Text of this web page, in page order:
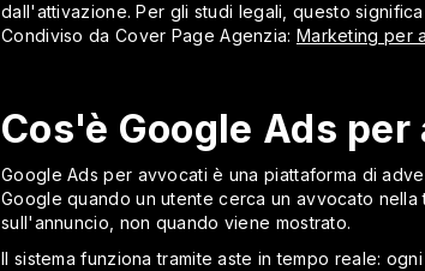
dall'attivazione. Per gli studi legali, questo
Condiviso da Cover Page Agenzia: Marketing per
Cos'è Google Ads
Google Ads per avvocati è una piattaforma di
Google quando un utente cerca un avvocato
sull'annuncio, non quando viene mostrato.
Il sistema funziona tramite aste in tempo reale: